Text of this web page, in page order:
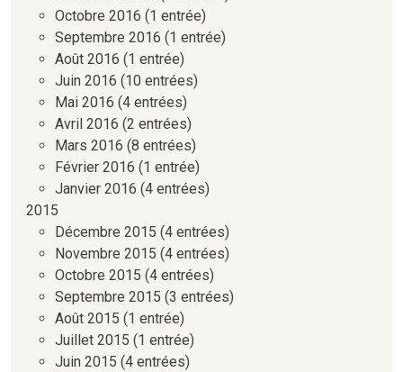
Octobre 2016 (1 entrée)
Septembre 2016 (1 entrée)
Août 2016 (1 entrée)
Juin 2016 (10 entrées)
Mai 2016 (4 entrées)
Avril 2016 (2 entrées)
Mars 2016 (8 entrées)
Février 2016 (1 entrée)
Janvier 2016 (4 entrées)
2015
Décembre 2015 (4 entrées)
Novembre 2015 (4 entrées)
Octobre 2015 (4 entrées)
Septembre 2015 (3 entrées)
Août 2015 (1 entrée)
Juillet 2015 (1 entrée)
Juin 2015 (4 entrées)